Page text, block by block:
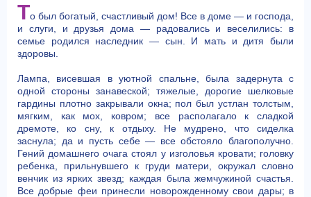
То был богатый, счастливый дом! Все в доме — и господа,
и слуги, и друзья дома — радовались и веселились: в
семье родился наследник — сын. И мать и дитя были
здоровы.
Лампа, висевшая в уютной спальне, была задернута с
одной стороны занавеской; тяжелые, дорогие шелковые
гардины плотно закрывали окна; пол был устлан толстым,
мягким, как мох, ковром; все располагало к сладкой
дремоте, ко сну, к отдыху. Не мудрено, что сиделка
заснула; да и пусть себе — все обстояло благополучно.
Гений домашнего очага стоял у изголовья кровати; головку
ребенка, прильнувшего к груди матери, окружал словно
венчик из ярких звезд; каждая была жемчужиной счастья.
Все добрые феи принесли новорожденному свои дары; в